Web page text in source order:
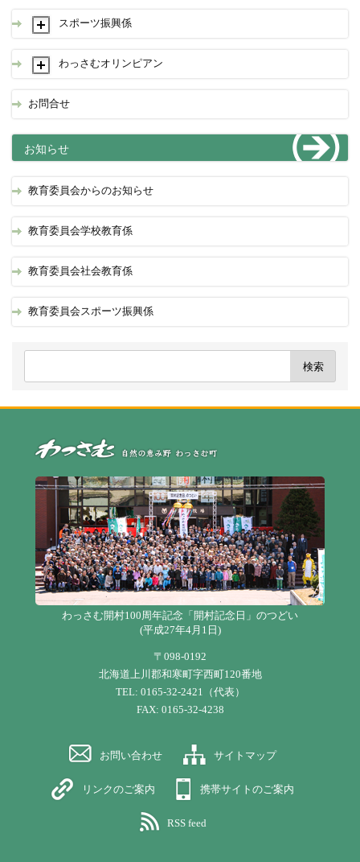
スポーツ振興係
わっさむオリンピアン
お問合せ
お知らせ
教育委員会からのお知らせ
教育委員会学校教育係
教育委員会社会教育係
教育委員会スポーツ振興係
わっさむ開村100周年記念「開村記念日」のつどい
(平成27年4月1日)
〒098-0192
北海道上川郡和寒町字西町120番地
TEL: 0165-32-2421（代表）
FAX: 0165-32-4238
お問い合わせ サイトマップ
リンクのご案内 携帯サイトのご案内
RSS feed